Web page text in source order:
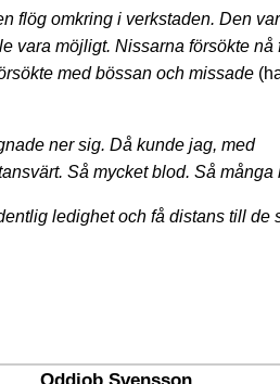
flög omkring i verkstaden. Den
vara möjligt. Nissarna försökte nå
med bössan och missade
ner sig. Då kunde jag, med
Så mycket blod. Så många
ledighet och få distans till de